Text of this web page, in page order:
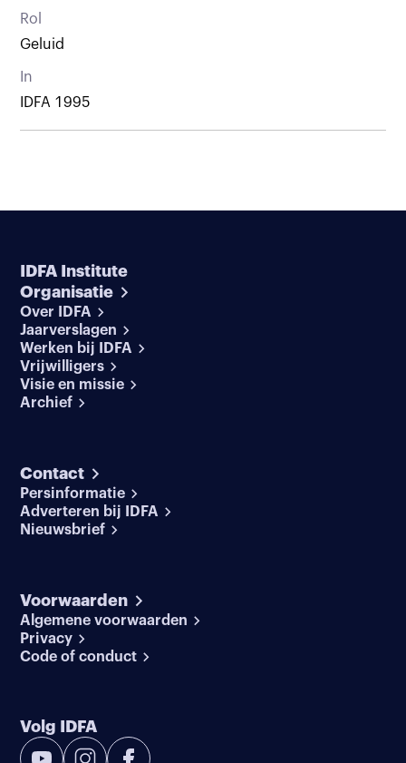
Rol
Geluid
In
IDFA 1995
IDFA Institute
Organisatie
Over IDFA
Jaarverslagen
Werken bij IDFA
Vrijwilligers
Visie en missie
Archief
Contact
Persinformatie
Adverteren bij IDFA
Nieuwsbrief
Voorwaarden
Algemene voorwaarden
Privacy
Code of conduct
Volg IDFA